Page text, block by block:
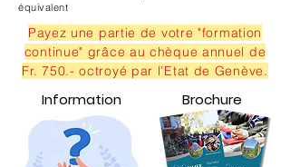
équivalent
Payez une partie de votre "formation
continue" grâce au chèque annuel de
Fr. 750.- octroyé par l’Etat de Genève.
Information Brochure